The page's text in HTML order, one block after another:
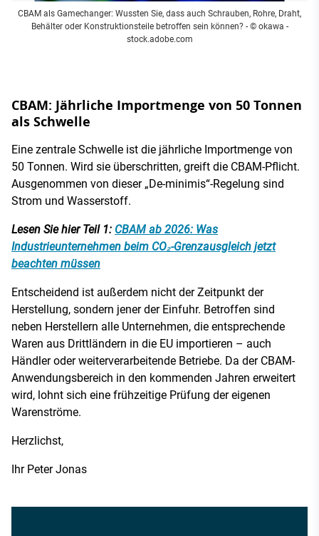
CBAM als Gamechanger: Wussten Sie, dass auch Schrauben, Rohre, Draht,
Behälter oder Konstruktionsteile betroffen sein können?- © okawa -
stock.adobe.com
CBAM: Jährliche Importmenge von 50 Tonnen
als Schwelle
Eine zentrale Schwelle ist die jährliche Importmenge von
50 Tonnen. Wird sie überschritten, greift die CBAM-Pflicht.
Ausgenommen von dieser „De-minimis“-Regelung sind
Strom und Wasserstoff.
Lesen Sie hier Teil 1: CBAM ab 2026: Was
Industrieunternehmen beim CO₂-Grenzausgleich jetzt
beachten müssen
Entscheidend ist außerdem nicht der Zeitpunkt der
Herstellung, sondern jener der Einfuhr. Betroffen sind
neben Herstellern alle Unternehmen, die entsprechende
Waren aus Drittländern in die EU importieren – auch
Händler oder weiterverarbeitende Betriebe. Da der CBAM-
Anwendungsbereich in den kommenden Jahren erweitert
wird, lohnt sich eine frühzeitige Prüfung der eigenen
Warenströme.
Herzlichst,
Ihr Peter Jonas